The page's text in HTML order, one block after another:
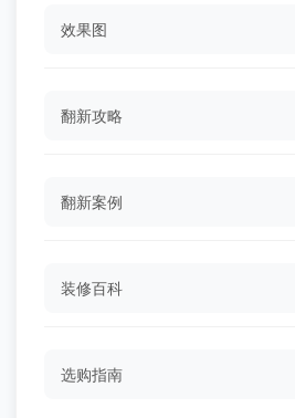
效果图
翻新攻略
翻新案例
装修百科
选购指南